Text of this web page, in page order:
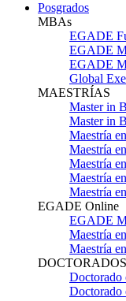
Posgrados
MBAs
EGADE
EGADE
EGADE
Global
MAESTRÍAS
Master in
Master in
Maestría
Maestría
Maestría
Maestría
Maestría
EGADE Online
EGADE
Maestría
Maestría
DOCTORADOS
Doctorado
Doctorado